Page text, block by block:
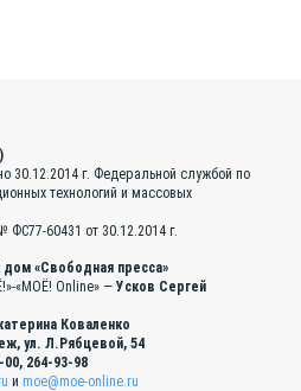
30.12.2014 г. Федеральной службой по
технологий и массовых
60431 от 30.12.2014 г.
«Свободная пресса»
«МОЁ! Online» — Усков Сергей
Коваленко
ул. Л.Рябцевой, 54
00, 264-93-98
и moe@moe-online.ru